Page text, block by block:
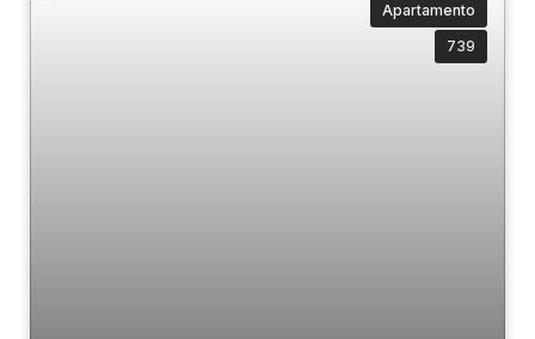
Apartamento
739